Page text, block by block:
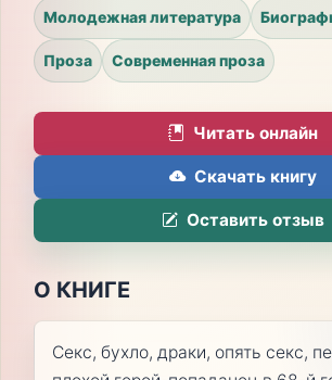
Молодежная литература
Проза Современная проза
Читать онлайн
Скачать книгу
Оставить отзыв
О КНИГЕ
Секс, бухло, драки, опять секс,